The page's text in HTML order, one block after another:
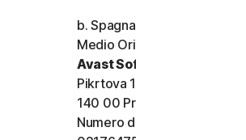
b. Spagna, Francia, Italia e
Medio Oriente e Africa
Avast Software s.r.o.
Pikrtova 1737/1a, Nusle,
140 00 Praga 4, Repubblica
Numero di registrazione